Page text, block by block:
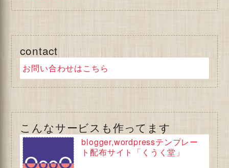
contact
お問い合わせはこちら
こんなサービスも作ってます
blogger,wordpressテンプレー
ト配布サイト「くうく堂」